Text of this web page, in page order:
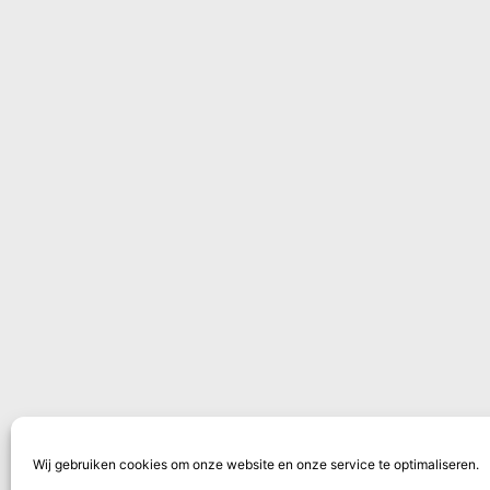
Wij gebruiken cookies om onze website en onze service te optimaliseren.